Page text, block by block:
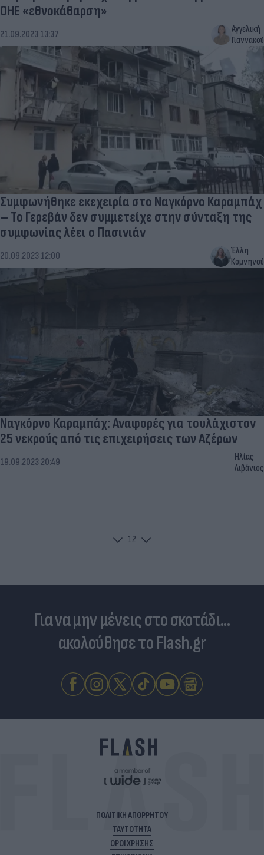
ΟΗΕ «εθνοκάθαρση»
21.09.2023 13:37
Αγγελική
Γιαννακού
Συμφωνήθηκε εκεχειρία στο Ναγκόρνο Καραμπάχ
– Το Γερεβάν δεν συμμετείχε στην σύνταξη της
συμφωνίας λέει ο Πασινιάν
20.09.2023 12:00
Έλλη
Κομνηνού
Ναγκόρνο Καραμπάχ: Αναφορές για τουλάχιστον
25 νεκρούς από τις επιχειρήσεις των Αζέρων
19.09.2023 20:49
Ηλίας
Λιβάνιος
12
Για να μην μένεις στο σκοτάδι...
ακολούθησε το Flash.gr
ΠΟΛΙΤΙΚΗ ΑΠΟΡΡΗΤΟΥ
ΤΑΥΤΟΤΗΤΑ
ΟΡΟΙ ΧΡΗΣΗΣ